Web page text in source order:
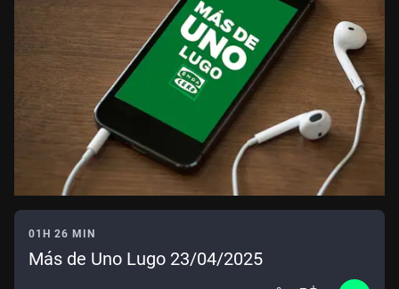
01H 26 MIN
Más de Uno Lugo 23/04/2025